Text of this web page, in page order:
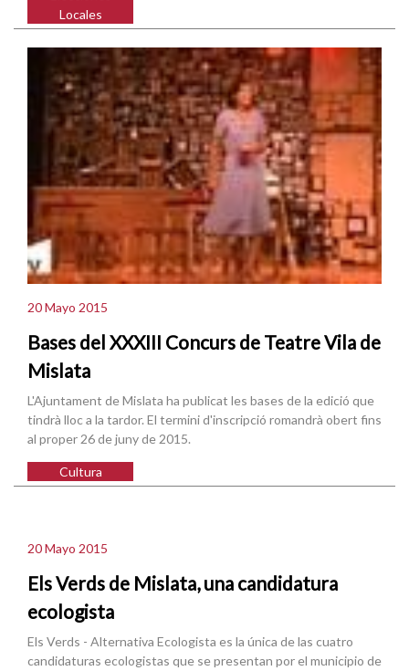
Locales
20 Mayo 2015
Bases del XXXIII Concurs de Teatre Vila de
Mislata
L'Ajuntament de Mislata ha publicat les bases de la edició que
tindrà lloc a la tardor. El termini d'inscripció romandrà obert fins
al proper 26 de juny de 2015.
Cultura
20 Mayo 2015
Els Verds de Mislata, una candidatura
ecologista
Els Verds - Alternativa Ecologista es la única de las cuatro
candidaturas ecologistas que se presentan por el municipio de